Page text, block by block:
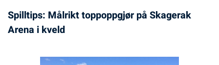
Spilltips: Målrikt toppoppgjør på Skagerak
Arena i kveld